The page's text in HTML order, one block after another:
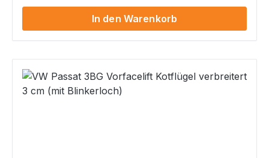
unter 14 Jahren. Dieses Produkt hat
funktionsbedingt scharfe Kanten.
In den Warenkorb